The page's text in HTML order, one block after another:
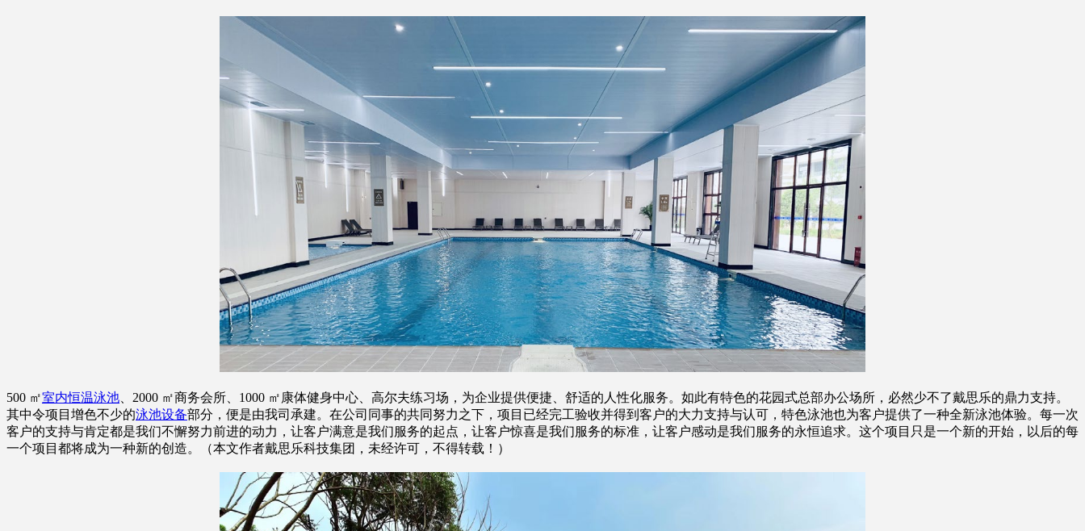
500 ㎡室内恒温泳池 、2000 ㎡商务会所、1000 ㎡康体健身中心、高尔夫练习场，为企业提供便捷、舒适的人性化服务。如此有特色的花园式总部办公场所，必然少不了戴思乐的鼎力支持。
其中令项目增色不少的泳池设备部分，便是由我司承建。在公司同事的共同努力之下，项目已经完工验收并得到客户的大力支持与认可，特色泳池也为客户提供了一种全新泳池体验。每一次
客户的支持与肯定都是我们不懈努力前进的动力，让客户满意是我们服务的起点，让客户惊喜是我们服务的标准，让客户感动是我们服务的永恒追求。这个项目只是一个新的开始，以后的每
一个项目都将成为一种新的创造。（本文作者戴思乐科技集团，未经许可，不得转载！）